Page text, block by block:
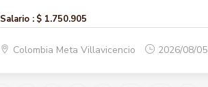
Salario : $ 1.750.905
Colombia Meta Villavicencio 2026/08/05